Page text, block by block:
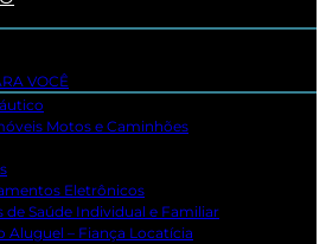
VOCÊ
Motos e Caminhões
Eletrônicos
de Saúde Individual e Familiar
Aluguel – Fiança Locatícia